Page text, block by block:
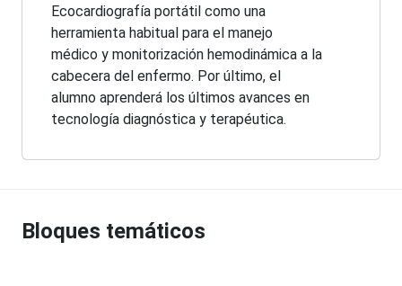
Ecocardiografía portátil como una
herramienta habitual para el manejo
médico y monitorización hemodinámica a la
cabecera del enfermo. Por último, el
alumno aprenderá los últimos avances en
tecnología diagnóstica y terapéutica.
Bloques temáticos